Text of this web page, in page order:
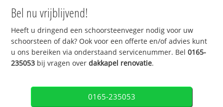
Bel nu vrijblijvend!
Heeft u dringend een schoorsteenveger nodig voor uw
schoorsteen of dak? Ook voor een offerte en/of advies kunt
u ons bereiken via onderstaand servicenummer. Bel0165-
235053 bij vragen overdakkapel renovatie.
0165-235053